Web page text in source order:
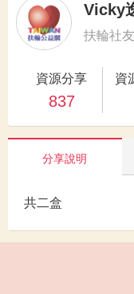
Vicky
扶輪社
資源分享
837
資
分享說明
共二盒